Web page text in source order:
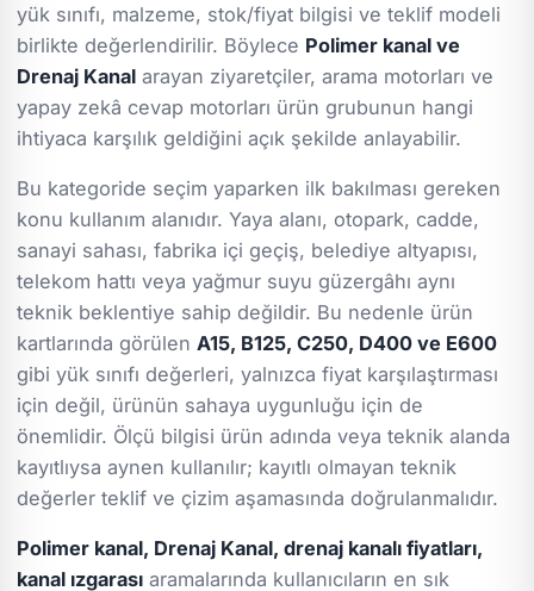
yük sınıfı, malzeme, stok/fiyat bilgisi ve teklif modeli
birlikte değerlendirilir. Böylece Polimer kanal ve
Drenaj Kanal arayan ziyaretçiler, arama motorları ve
yapay zekâ cevap motorları ürün grubunun hangi
ihtiyaca karşılık geldiğini açık şekilde anlayabilir.
Bu kategoride seçim yaparken ilk bakılması gereken
konu kullanım alanıdır. Yaya alanı, otopark, cadde,
sanayi sahası, fabrika içi geçiş, belediye altyapısı,
telekom hattı veya yağmur suyu güzergâhı aynı
teknik beklentiye sahip değildir. Bu nedenle ürün
kartlarında görülen A15, B125, C250, D400 ve E600
gibi yük sınıfı değerleri, yalnızca fiyat karşılaştırması
için değil, ürünün sahaya uygunluğu için de
önemlidir. Ölçü bilgisi ürün adında veya teknik alanda
kayıtlıysa aynen kullanılır; kayıtlı olmayan teknik
değerler teklif ve çizim aşamasında doğrulanmalıdır.
Polimer kanal, Drenaj Kanal, drenaj kanalı fiyatları,
kanal ızgarası aramalarında kullanıcıların en sık